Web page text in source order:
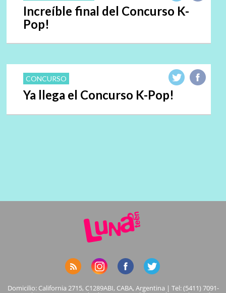
Increíble final del Concurso K-
Pop!
CONCURSO
Ya llega el Concurso K-Pop!
Domicilio: California 2715, C1289ABI, CABA, Argentina | Tel: (5411) 7091-